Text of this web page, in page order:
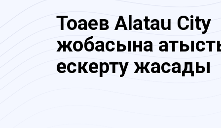
Тоқаев Alatau City
жобасына
ескерту жасады